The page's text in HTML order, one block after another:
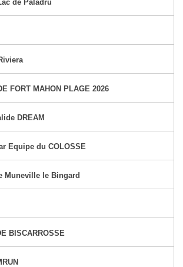
de Paladru
FORT MAHON PLAGE 2026
DREAM
Equipe du COLOSSE
Muneville le Bingard
BISCARROSSE